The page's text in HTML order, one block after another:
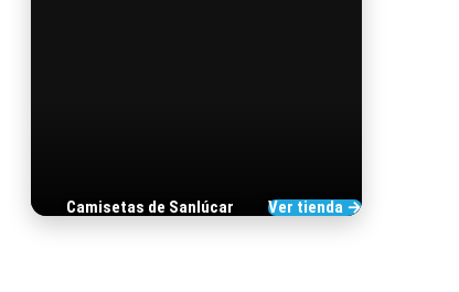
Camisetas de Sanlúcar Ver tienda →